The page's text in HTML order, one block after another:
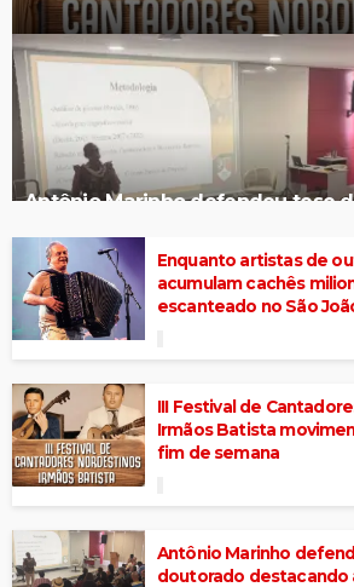
Antônio Marinho defendeu tese
Enquanto artistas de
acumulam cachês
escanteado no São
III Festival de
Irmãos Batista
fim de semana
Antônio Marinho
doutorado destacando